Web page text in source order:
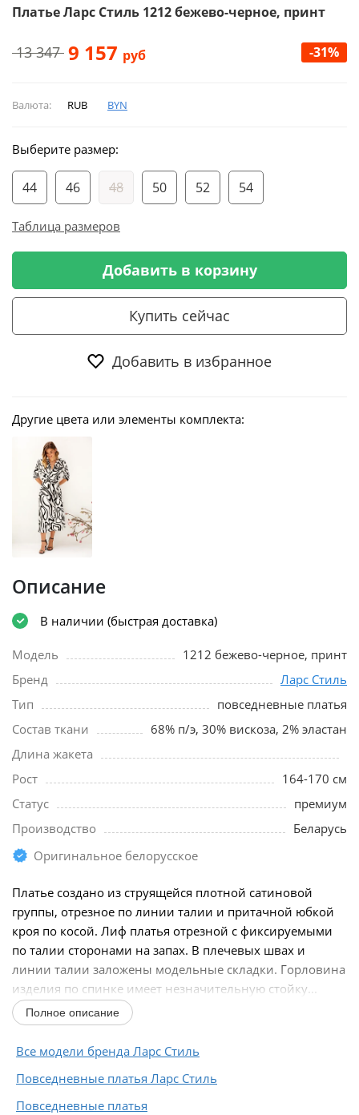
Платье Ларс Стиль 1212 бежево-черное, принт
13 347 9 157 руб -31%
Валюта: RUB BYN
Выберите размер:
44 46 48 50 52 54
Таблица размеров
Добавить в корзину
Купить сейчас
Добавить в избранное
Другие цвета или элементы комплекта:
Описание
В наличии (быстрая доставка)
Модель
1212 бежево-черное, принт
Бренд
Ларс Стиль
Тип
повседневные платья
Состав ткани
68% п/э, 30% вискоза, 2% эластан
Длина жакета
Рост
164-170 см
Статус
премиум
Производство
Беларусь
Оригинальное белорусское
Платье создано из струящейся плотной сатиновой
группы, отрезное по линии талии и притачной юбкой
кроя по косой. Лиф платья отрезной с фиксируемыми
по талии сторонами на запах. В плечевых швах и
линии талии заложены модельные складки. Горловина
изделия по спинке имеет незначительную стойку...
Полное описание
Все модели бренда Ларс Стиль
Повседневные платья Ларс Стиль
Повседневные платья